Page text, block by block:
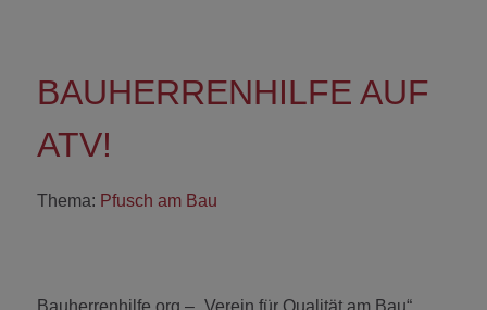
BAUHERRENHILFE AUF
ATV!
Thema: Pfusch am Bau
Bauherrenhilfe.org – „Verein für Qualität am Bau“